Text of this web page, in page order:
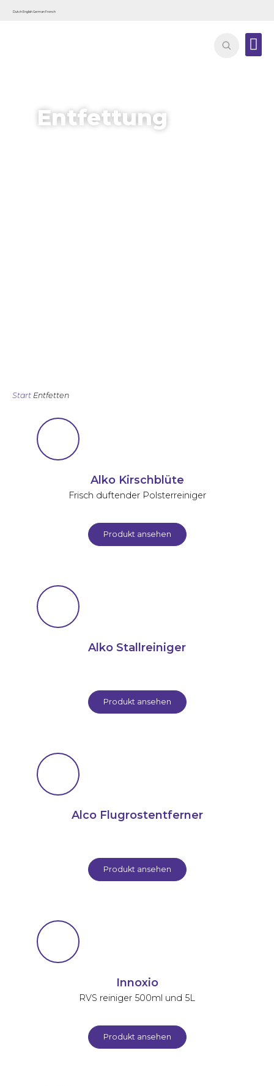
Dutch English German French
Entfettung
Start Entfetten
Alko Kirschblüte
Frisch duftender Polsterreiniger
Produkt ansehen
Alko Stallreiniger
Produkt ansehen
Alco Flugrostentferner
Produkt ansehen
Innoxio
RVS reiniger 500ml und 5L
Produkt ansehen